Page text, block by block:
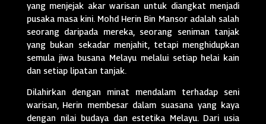
yang menjejak akar warisan untuk diangkat menjadi
pusaka masa kini. Mohd Herin Bin Mansor adalah salah
seorang daripada mereka, seorang seniman tanjak
yang bukan sekadar menjahit, tetapi menghidupkan
semula jiwa busana Melayu melalui setiap helai kain
dan setiap lipatan tanjak.
Dilahirkan dengan minat mendalam terhadap seni
warisan, Herin membesar dalam suasana yang kaya
dengan nilai budaya dan estetika Melayu. Dari usia